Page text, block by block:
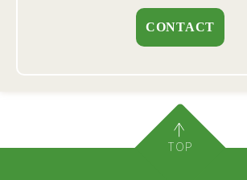
CONTACT
TOP